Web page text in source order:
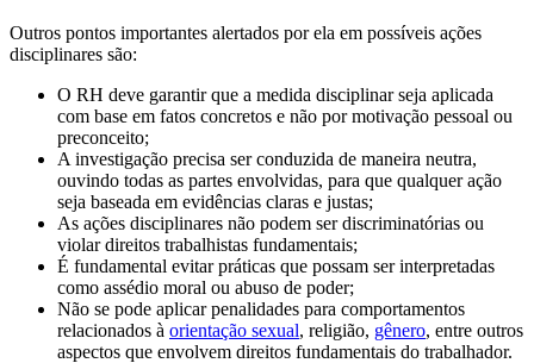
Outros pontos importantes alertados por ela em possíveis ações
disciplinares são:
O RH deve garantir que a medida disciplinar seja aplicada
com base em fatos concretos e não por motivação pessoal ou
preconceito;
A investigação precisa ser conduzida de maneira neutra,
ouvindo todas as partes envolvidas, para que qualquer ação
seja baseada em evidências claras e justas;
As ações disciplinares não podem ser discriminatórias ou
violar direitos trabalhistas fundamentais;
É fundamental evitar práticas que possam ser interpretadas
como assédio moral ou abuso de poder;
Não se pode aplicar penalidades para comportamentos
relacionados à orientação sexual, religião, gênero, entre outros
aspectos que envolvem direitos fundamentais do trabalhador.